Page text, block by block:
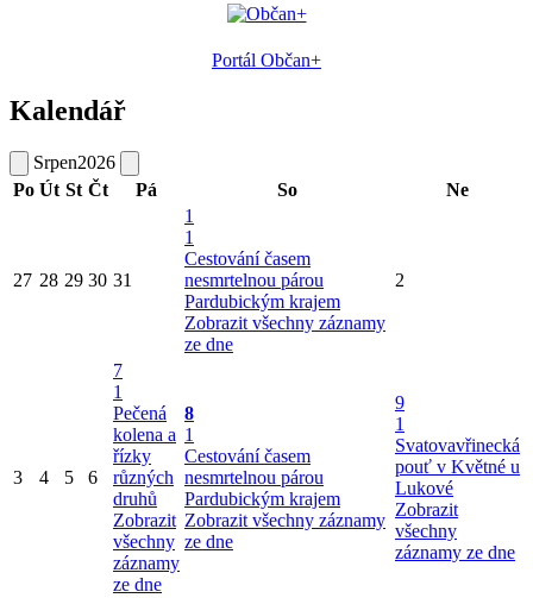
Portál Občan+
Kalendář
Srpen2026
Po Út St Čt Pá So Ne
27 28 29 30 31
1
1
Cestování časem
nesmrtelnou párou
Pardubickým krajem
Zobrazit všechny záznamy
ze dne
2
3 4 5 6
7
1
Pečená
kolena a
řízky
různých
druhů
Zobrazit
všechny
záznamy
ze dne
8
1
Cestování časem
nesmrtelnou párou
Pardubickým krajem
Zobrazit všechny záznamy
ze dne
9
1
Svatovavřinecká
pouť v Květné u
Lukové
Zobrazit
všechny
záznamy ze dne